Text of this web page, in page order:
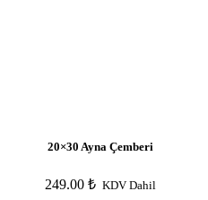
20×30 Ayna Çemberi
249.00 ₺ KDV Dahil